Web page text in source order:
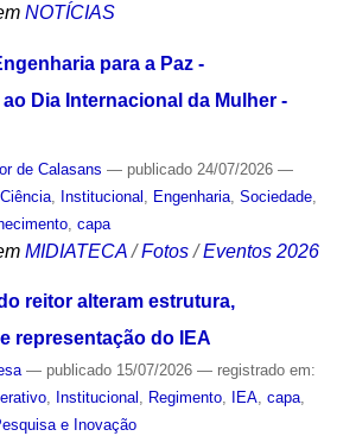
NOTÍCIAS
para a Paz -
Dia Internacional da Mulher -
de Calasans — publicado24/07/2026 —
Ciência, Institucional Engenharia, Sociedade,
, capa
MIDIATECA /Fotos /Eventos 2026
reitor alteram estrutura,
representação do IEA
— publicado15/07/2026 — registrado em:
, Institucional , Regimento, IEA, capa,
e Inovação